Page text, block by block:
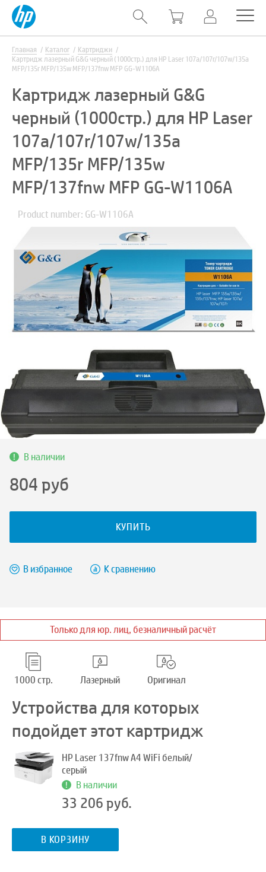
Главная Каталог
Картриджи
Картридж лазерный G&G черный (1000стр.) для HP Laser 107a/107r/107w/135a
MFP/135r MFP/135w MFP/137fnw MFP GG-W1106A
Картридж лазерный G&G
черный (1000стр.) для HP Laser
107a/107r/107w/135a
MFP/135r MFP/135w
MFP/137fnw MFP GG-W1106A
Product number: GG-W1106A
В наличии
804 руб
КУПИТЬ
В избранное К сравнению
Только для юр. лиц, безналичный расчёт
1000 стр. Лазерный Оригинал
Устройства для которых
подойдет этот картридж
HP Laser 137fnw A4 WiFi белый/
серый
В наличии
33 206 руб.
В КОРЗИНУ